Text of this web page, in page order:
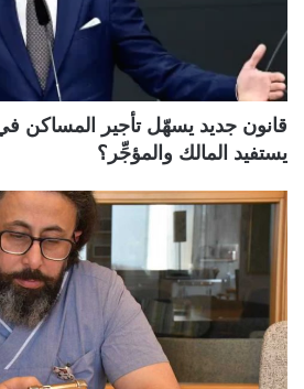
قانون جديد يسهّل تأجير المساكن
يستفيد المالك والمؤجِّر؟